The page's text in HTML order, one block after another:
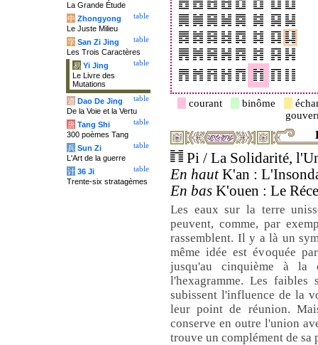
courant binôme
Pi / La Solidarité,
En hautK'an :
En bas K'ouen : Le
Les eaux sur la terre
peuvent, comme, par
rassemblent. Il y a là un
même idée est évoquée
jusqu'au cinquième à la
l'hexagramme. Les faibles
subissent l'influence de la
leur point de réunion.
conserve en outre l'union
trouve un complément de sa
La Grande Étude
table
中 Zhongyong
Le Juste Milieu
table
字 San Zi Jing
Les Trois Caractères
table
易 Yi Jing
Le Livre des
Mutations
table
道 Dao De Jing
De la Voie et la Vertu
table
唐 Tang Shi
300 poèmes Tang
table
兵 Sun Zi
L'Art de la guerre
table
计 36 Ji
Trente-six stratagèmes